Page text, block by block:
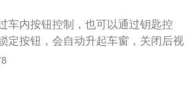
车内按钮控制，也可以通过钥匙控
定按钮，会自动升起车窗，关闭后视
窗和收后视镜。开车时难免会发生
驾驶员在观察和采集交通信息时，